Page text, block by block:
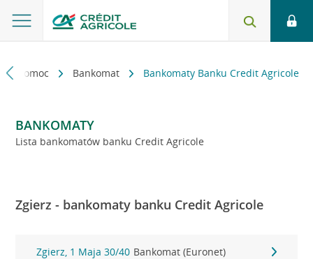
i pomoc Bankomat Bankomaty Banku Credit Agricole
BANKOMATY
Lista bankomatów banku Credit Agricole
Zgierz - bankomaty banku Credit Agricole
Zgierz, 1 Maja 30/40 Bankomat (Euronet)